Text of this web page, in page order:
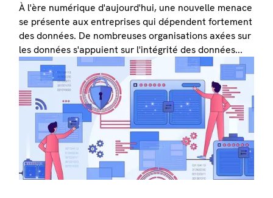
À l'ère numérique d'aujourd'hui, une nouvelle menace
se présente aux entreprises qui dépendent fortement
des données. De nombreuses organisations axées sur
les données s'appuient sur l'intégrité des données...